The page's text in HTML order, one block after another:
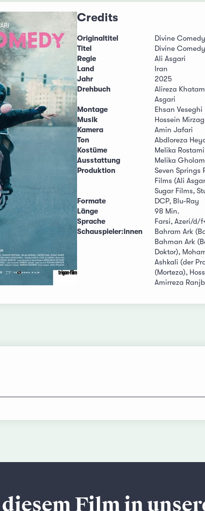
Credits
Originaltitel
Divine Comedy
Titel
Divine Comedy
Regie
Ali Asgari
Land
Iran
Jahr
2025
Drehbuch
Alireza
Asgari
Montage
Ehsan Veseghi
Musik
Hossein
Kamera
Amin Jafari
Ton
Abdloreza
Kostüme
Melika
Ausstattung
Melika
Produktion
Seven Springs
Films (Ali
Sugar Films,
Formate
DCP, Blu-Ray
Länge
98 Min.
Sprache
Farsi, Azeri/d/
Schauspieler:innen
Bahram Ark
Bahman Ark
Doktor),
Ashkali (der
(Morteza),
Amirreza
Film in